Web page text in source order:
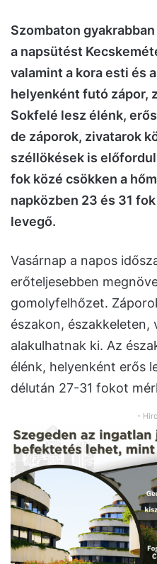
Szombaton
a napsütést
valamint a kora esti és
helyenként futó zápor,
Sokfelé lesz élénk,
de záporok, zivatarok
széllökések is
fok közé csökken a
napközben 23 és 31
levegő.
Vasárnap a napos
erőteljesebben
gomolyfelhőzet.
északon, északkeleten,
alakulhatnak ki. Az
élénk, helyenként erős
délután 27-31 fokot
-